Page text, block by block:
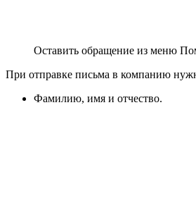
Оставить обращение из меню
При отправке письма в компанию
Фамилию, имя и отчество.